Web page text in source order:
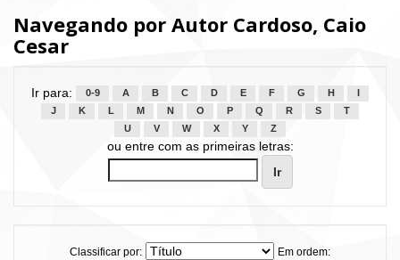
Navegando por Autor Cardoso, Caio
Cesar
Ir para: 0-9 A B C D E F G H
J
K L M N O P Q R S
T
U
V W X Y Z
ou entre com as primeiras letras:
Classificar por:
Em ordem: